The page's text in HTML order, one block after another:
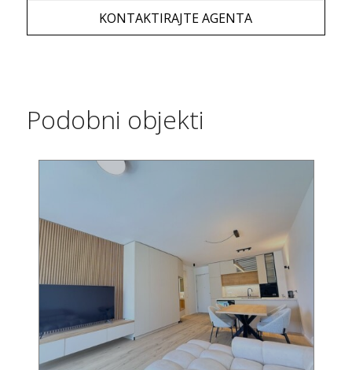
KONTAKTIRAJTE AGENTA
Podobni objekti